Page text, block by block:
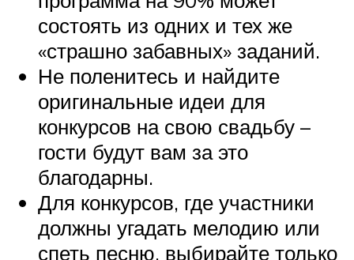
состоять из одних и тех же
«страшно забавных» заданий.
Не поленитесь и найдите
оригинальные идеи для
конкурсов на свою свадьбу –
гости будут вам за это
благодарны.
Для конкурсов, где участники
должны угадать мелодию или
спеть песню, выбирайте только